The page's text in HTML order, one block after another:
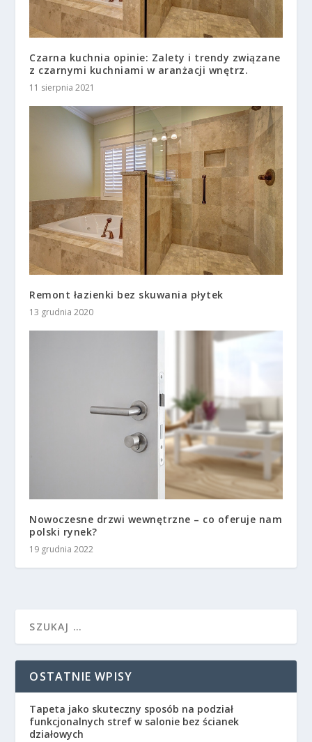
Czarna kuchnia opinie: Zalety i trendy związane
z czarnymi kuchniami w aranżacji wnętrz.
11 sierpnia 2021
Remont łazienki bez skuwania płytek
13 grudnia 2020
Nowoczesne drzwi wewnętrzne – co oferuje nam
polski rynek?
19 grudnia 2022
OSTATNIE WPISY
Tapeta jako skuteczny sposób na podział
funkcjonalnych stref w salonie bez ścianek
działowych